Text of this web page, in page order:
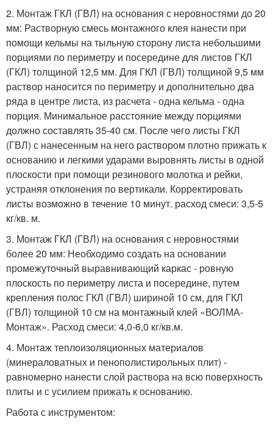
2. Монтаж ГКЛ (ГВЛ) на основания с неровностями до 20
мм: Растворную смесь монтажного клея нанести при
помощи кельмы на тыльную сторону листа небольшими
порциями по периметру и посередине для листов ГКЛ
(ГКЛ) толщиной 12,5 мм. Для ГКЛ (ГВЛ) толщиной 9,5 мм
раствор наносится по периметру и дополнительно два
ряда в центре листа, из расчета - одна кельма - одна
порция. Минимальное расстояние между порциями
должно составлять 35-40 см. После чего листы ГКЛ
(ГВЛ) с нанесенным на него раствором плотно прижать к
основанию и легкими ударами выровнять листы в одной
плоскости при помощи резинового молотка и рейки,
устраняя отклонения по вертикали. Корректировать
листы возможно в течение 10 минут. расход смеси: 3,5-5
кг/кв. м.
3. Монтаж ГКЛ (ГВЛ) на основания с неровностями
более 20 мм: Необходимо создать на основании
промежуточный выравнивающий каркас - ровную
плоскость по периметру листа и посередине, путем
крепления полос ГКЛ (ГВЛ) шириной 10 см, для ГКЛ
(ГВЛ) толщиной 10 см на монтажный клей «ВОЛМА-
Монтаж». Расход смеси: 4,0-6,0 кг/кв.м.
4. Монтаж теплоизоляционных материалов
(минераловатных и пенополистирольных плит) -
равномерно нанести слой раствора на всю поверхность
плиты и с усилием прижать к основанию.
Работа с инструментом: